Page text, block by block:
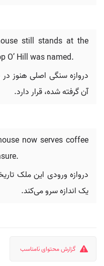
still stands at the
O’ Hill was named.
دروازه سنگی اصلی هنوز در
آن گرفته شده، قرار دارد.
now serves coffee
دروازه ورودی این ملک
یک اندازه سرو می‌کند.
گزارش محتوای نامناسب